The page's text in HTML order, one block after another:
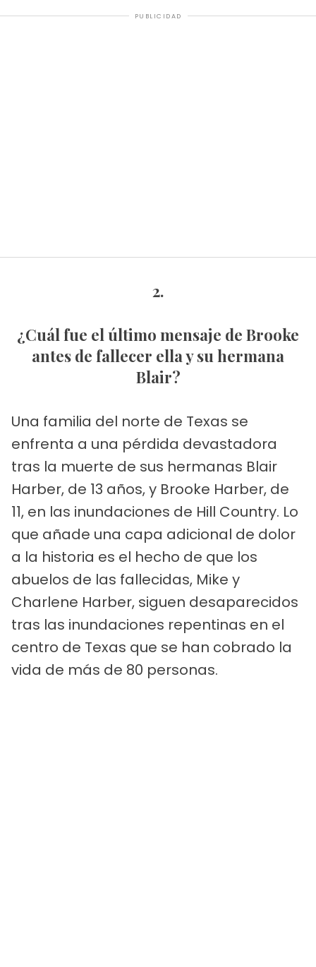
PUBLICIDAD
2.
¿Cuál fue el último mensaje de Brooke
antes de fallecer ella y su hermana
Blair?
Una familia del norte de Texas se
enfrenta a una pérdida devastadora
tras la muerte de sus hermanas Blair
Harber, de 13 años, y Brooke Harber, de
11, en las inundaciones de Hill Country. Lo
que añade una capa adicional de dolor
a la historia es el hecho de que los
abuelos de las fallecidas, Mike y
Charlene Harber, siguen desaparecidos
tras las inundaciones repentinas en el
centro de Texas que se han cobrado la
vida de más de 80 personas.